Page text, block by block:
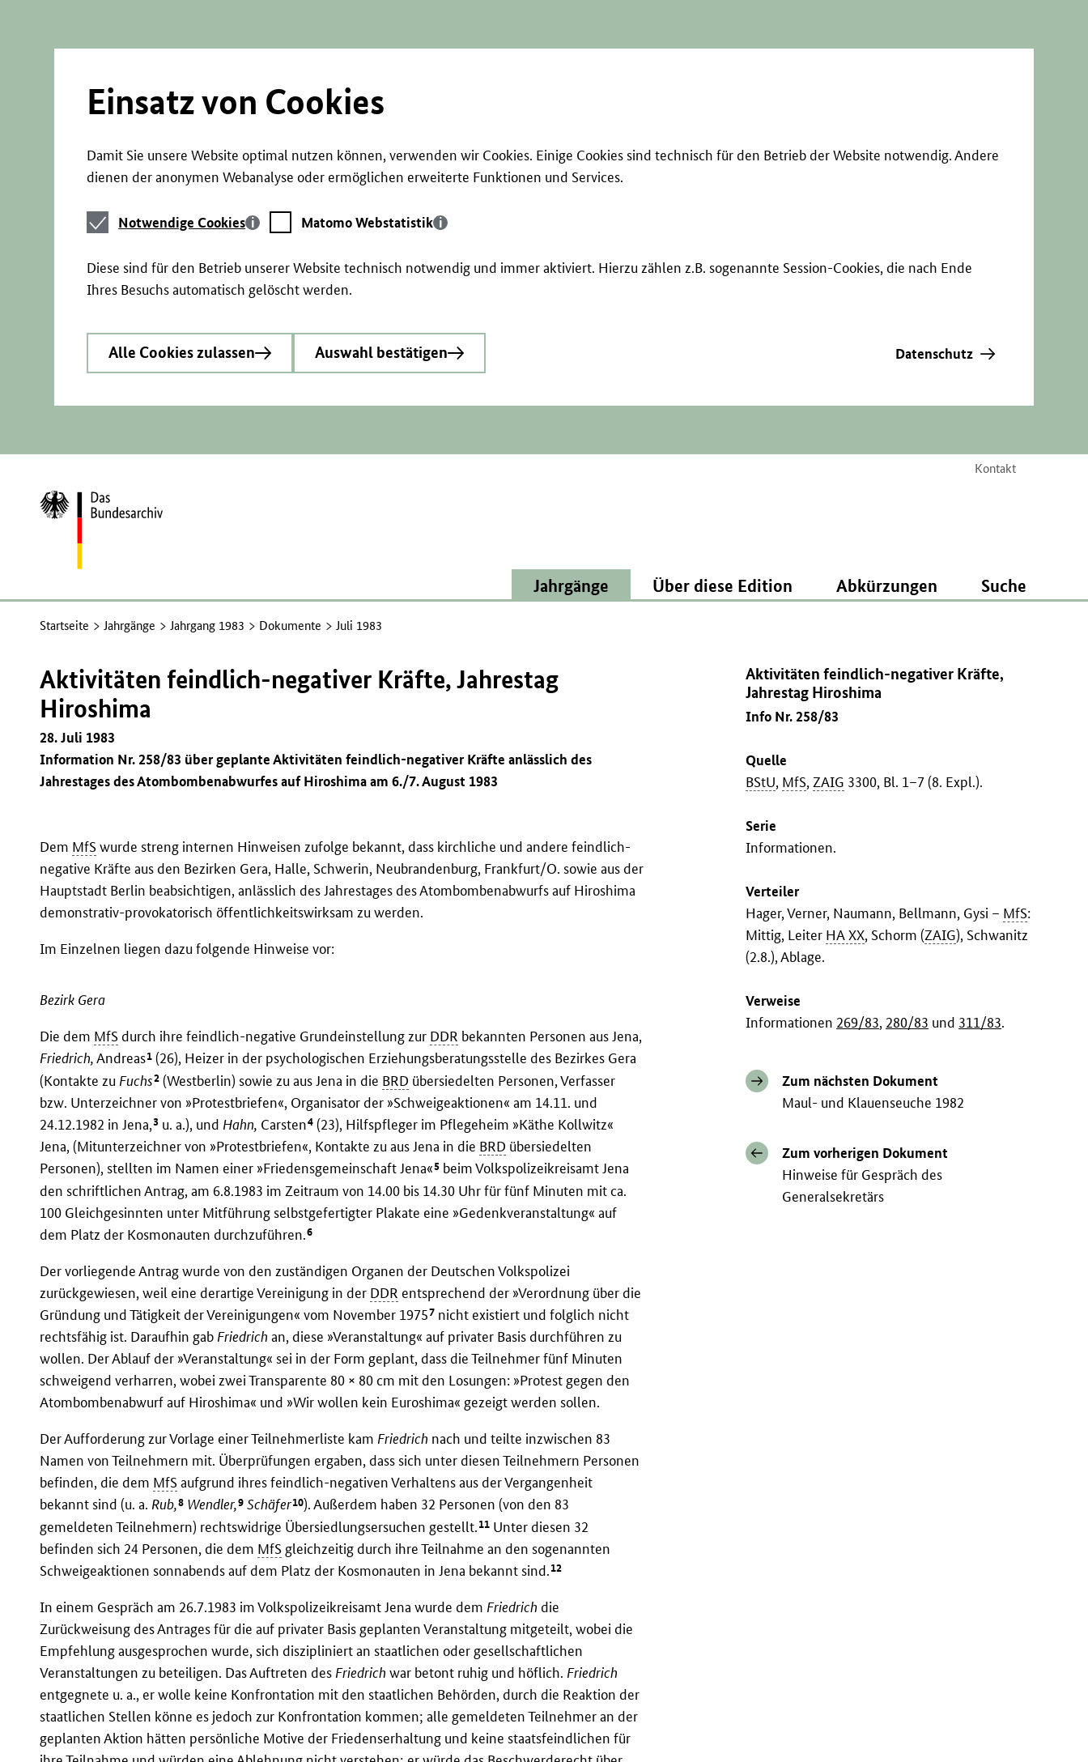
Einsatz von Cookies
Damit Sie unsere Website optimal nutzen können, verwenden wir Cookies. Einige Cookies sind technisch für den Betrieb der Website notwendig. Andere
dienen der anonymen Webanalyse oder ermöglichen erweiterte Funktionen und Services.
Notwendige
Cookies
Notwendige Cookies
Matomo
Webstatistik
Matomo Webstatistik
Diese sind für den Betrieb unserer Website technisch notwendig und immer aktiviert. Hierzu zählen z.B. sogenannte Session-Cookies, die nach Ende
Ihres Besuchs automatisch gelöscht werden.
Alle Cookies zulassen Auswahl bestätigen Datenschutz
Kontakt
Zur
Startseite
Jahrgänge Über diese Edition Abkürzungen Suche
Startseite Jahrgänge Jahrgang 1983 Dokumente Juli 1983
Aktivitäten feindlich-negativer Kräfte,
Jahrestag Hiroshima
Info Nr. 258/83
Quelle
BStU, MfS,ZAIG 3300, Bl. 1–7 (8. Expl.).
Serie
Informationen.
Verteiler
Hager, Verner, Naumann, Bellmann, Gysi – MfS:
Mittig, Leiter HA XX, Schorm (ZAIG), Schwanitz
(2.8.), Ablage.
Verweise
Informationen 269/83, 280/83 und 311/83.
Zum nächsten Dokument
Maul- und Klauenseuche 1982
Zum vorherigen Dokument
Hinweise für Gespräch des
Generalsekretärs
Aktivitäten feindlich-negativer Kräfte, Jahrestag
Hiroshima
28. Juli 1983
Information Nr. 258/83 über geplante Aktivitäten feindlich-negativer Kräfte anlässlich des
Jahrestages des Atombombenabwurfes auf Hiroshima am 6./7. August 1983
Dem MfSwurde streng internen Hinweisen zufolge bekannt, dass kirchliche und andere feindlich-
negative Kräfte aus den Bezirken Gera, Halle, Schwerin, Neubrandenburg, Frankfurt/O. sowie aus der
Hauptstadt Berlin beabsichtigen, anlässlich des Jahrestages des Atombombenabwurfs auf Hiroshima
demonstrativ-provokatorisch öffentlichkeitswirksam zu werden.
Im Einzelnen liegen dazu folgende Hinweise vor:
Bezirk Gera
Die dem MfSdurch ihre feindlich-negative Grundeinstellung zur DDR bekannten Personen aus Jena,
Friedrich,Andreas1 (26), Heizer in der psychologischen Erziehungsberatungsstelle des Bezirkes Gera
(Kontakte zu Fuchs2 (Westberlin) sowie zu aus Jena in die BRD übersiedelten Personen, Verfasser
bzw. Unterzeichner von »Protestbriefen«, Organisator der »Schweigeaktionen« am 14.11. und
24.12.1982 in Jena,3 u. a.), und Hahn, Carsten4 (23), Hilfspfleger im Pflegeheim »Käthe Kollwitz«
Jena, (Mitunterzeichner von »Protestbriefen«, Kontakte zu aus Jena in die BRD übersiedelten
Personen), stellten im Namen einer »Friedensgemeinschaft Jena«5 beim Volkspolizeikreisamt Jena
den schriftlichen Antrag, am 6.8.1983 im Zeitraum von 14.00 bis 14.30 Uhr für fünf Minuten mit ca.
100 Gleichgesinnten unter Mitführung selbstgefertigter Plakate eine »Gedenkveranstaltung« auf
dem Platz der Kosmonauten durchzuführen.6
Der vorliegende Antrag wurde von den zuständigen Organen der Deutschen Volkspolizei
zurückgewiesen, weil eine derartige Vereinigung in der DDR entsprechend der »Verordnung über die
Gründung und Tätigkeit der Vereinigungen« vom November 19757 nicht existiert und folglich nicht
rechtsfähig ist. Daraufhin gab Friedrich an, diese »Veranstaltung« auf privater Basis durchführen zu
wollen. Der Ablauf der »Veranstaltung« sei in der Form geplant, dass die Teilnehmer fünf Minuten
schweigend verharren, wobei zwei Transparente 80 × 80 cm mit den Losungen: »Protest gegen den
Atombombenabwurf auf Hiroshima« und »Wir wollen kein Euroshima« gezeigt werden sollen.
Der Aufforderung zur Vorlage einer Teilnehmerliste kam Friedrich nach und teilte inzwischen 83
Namen von Teilnehmern mit. Überprüfungen ergaben, dass sich unter diesen Teilnehmern Personen
befinden, die dem MfSaufgrund ihres feindlich-negativen Verhaltens aus der Vergangenheit
bekannt sind (u. a. Rub,8 Wendler,9 Schäfer10). Außerdem haben 32 Personen (von den 83
gemeldeten Teilnehmern) rechtswidrige Übersiedlungsersuchen gestellt.11 Unter diesen 32
befinden sich 24 Personen, die dem MfS gleichzeitig durch ihre Teilnahme an den sogenannten
Schweigeaktionen sonnabends auf dem Platz der Kosmonauten in Jena bekannt sind.12
In einem Gespräch am 26.7.1983 im Volkspolizeikreisamt Jena wurde dem Friedrich die
Zurückweisung des Antrages für die auf privater Basis geplanten Veranstaltung mitgeteilt, wobei die
Empfehlung ausgesprochen wurde, sich diszipliniert an staatlichen oder gesellschaftlichen
Veranstaltungen zu beteiligen. Das Auftreten des Friedrich war betont ruhig und höflich. Friedrich
entgegnete u. a., er wolle keine Konfrontation mit den staatlichen Behörden, durch die Reaktion der
staatlichen Stellen könne es jedoch zur Konfrontation kommen; alle gemeldeten Teilnehmer an der
geplanten Aktion hätten persönliche Motive der Friedenserhaltung und keine staatsfeindlichen für